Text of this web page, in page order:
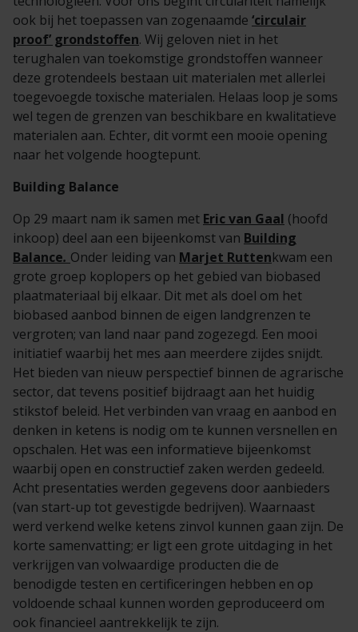
ook bij het toepassen van zogenaamde ‘circulair
proof’ grondstoffen. Wij geloven niet in het
terughalen van toekomstige grondstoffen wanneer
deze grotendeels bestaan uit materialen met allerlei
toegevoegde toxische materialen. Helaas loop je soms
wel tegen de grenzen van beschikbare en kwalitatieve
materialen aan. Echter, dit vormt een mooie opening
naar het volgende hoogtepunt.
Building Balance
Op 29 maart nam ik samen met Eric van Gaal (hoofd
inkoop) deel aan een bijeenkomst van Building
Balance. Onder leiding van Marjet Ruttenkwam een
grote groep koplopers op het gebied van biobased
plaatmateriaal bij elkaar. Dit met als doel om het
biobased aanbod binnen de eigen landgrenzen te
vergroten; van land naar pand zogezegd. Een mooi
initiatief waarbij het mes aan meerdere zijdes snijdt.
Het bieden van nieuw perspectief binnen de agrarische
sector, dat tevens positief bijdraagt aan het huidig
stikstof beleid. Het verbinden van vraag en aanbod en
denken in ketens is nodig om te kunnen versnellen en
opschalen. Het was een informatieve bijeenkomst
waarbij open en constructief zaken werden gedeeld.
Acht presentaties werden gegevens door aanbieders
(van start-up tot gevestigde bedrijven). Waarnaast
werd verkend welke ketens zinvol kunnen gaan zijn. De
korte samenvatting; er ligt een grote uitdaging in het
verkrijgen van volwaardige producten die de
benodigde testen en certificeringen hebben en op
voldoende schaal kunnen worden geproduceerd om
ook financieel aantrekkelijk te zijn.